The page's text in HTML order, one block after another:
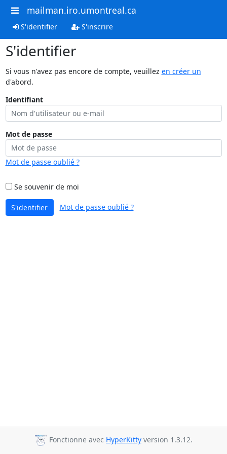
mailman.iro.umontreal.ca
S'identifier S'inscrire
S'identifier
Si vous n'avez pas encore de compte, veuillez en créer un
d'abord.
Identifiant
Mot de passe
Mot de passe oublié ?
Se souvenir de moi
S'identifier Mot de passe oublié ?
Fonctionne avec HyperKitty version 1.3.12.